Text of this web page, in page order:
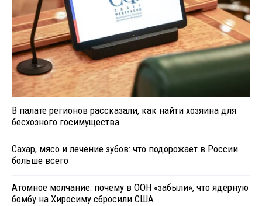
В палате регионов рассказали, как найти хозяина для
бесхозного госимущества
Сахар, мясо и лечение зубов: что подорожает в России
больше всего
Атомное молчание: почему в ООН «забыли», что ядерную
бомбу на Хиросиму сбросили США